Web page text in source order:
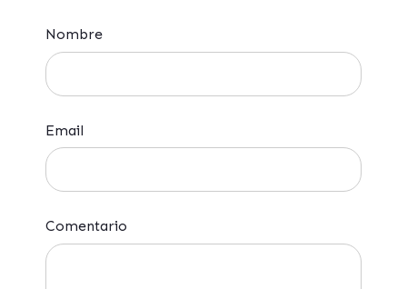
Nombre
Email
Comentario